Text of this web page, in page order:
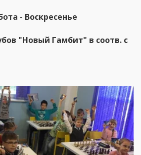
- Воскресенье
"Новый Гамбит" в соотв. с